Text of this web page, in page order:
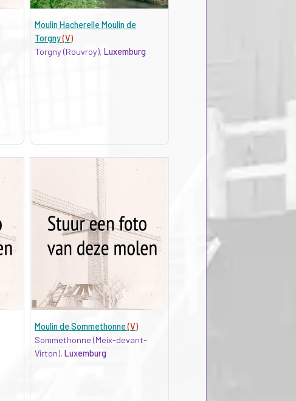
Moulin Hacherelle Moulin de
Torgny(V)
Torgny (Rouvroy), Luxemburg
Moulin de Sommethonne(V)
Sommethonne (Meix-devant-
Virton), Luxemburg